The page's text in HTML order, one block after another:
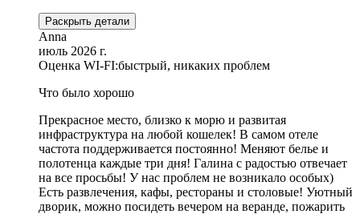
Раскрыть детали
Anna
июль 2026 г.
Оценка WI-FI:быстрый, никаких проблем
Что было хорошо
Прекрасное место, близко к морю и развитая
инфраструктура на любой кошелек! В самом отеле
частота поддерживается постоянно! Меняют белье и
полотенца каждые три дня! Галина с радостью отвечает
на все просьбы! У нас проблем не возникало особых)
Есть развлечения, кафы, рестораны и столовые! Уютный
дворик, можно посидеть вечером на веранде, пожарить